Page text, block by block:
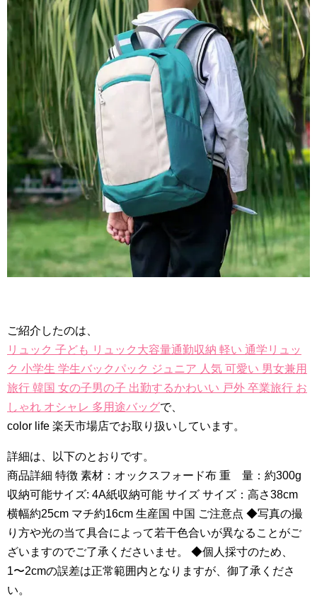
ご紹介したのは、
リュック 子ども リュック大容量通勤収納 軽い 通学リュッ
ク 小学生 学生バックパック ジュニア 人気 可愛い 男女兼用
旅行 韓国 女の子男の子 出勤するかわいい 戸外 卒業旅行 お
しゃれ オシャレ 多用途バッグで、
color life 楽天市場店でお取り扱いしています。
詳細は、以下のとおりです。
商品詳細 特徴 素材：オックスフォード布 重 量：約300g
収納可能サイズ: 4A紙収納可能 サイズ サイズ：高さ38cm
横幅約25cm マチ約16cm 生産国 中国 ご注意点 ◆写真の撮
り方や光の当て具合によって若干色合いが異なることがご
ざいますのでご了承くださいませ。 ◆個人採寸のため、
1〜2cmの誤差は正常範囲内となりますが、御了承くださ
い。